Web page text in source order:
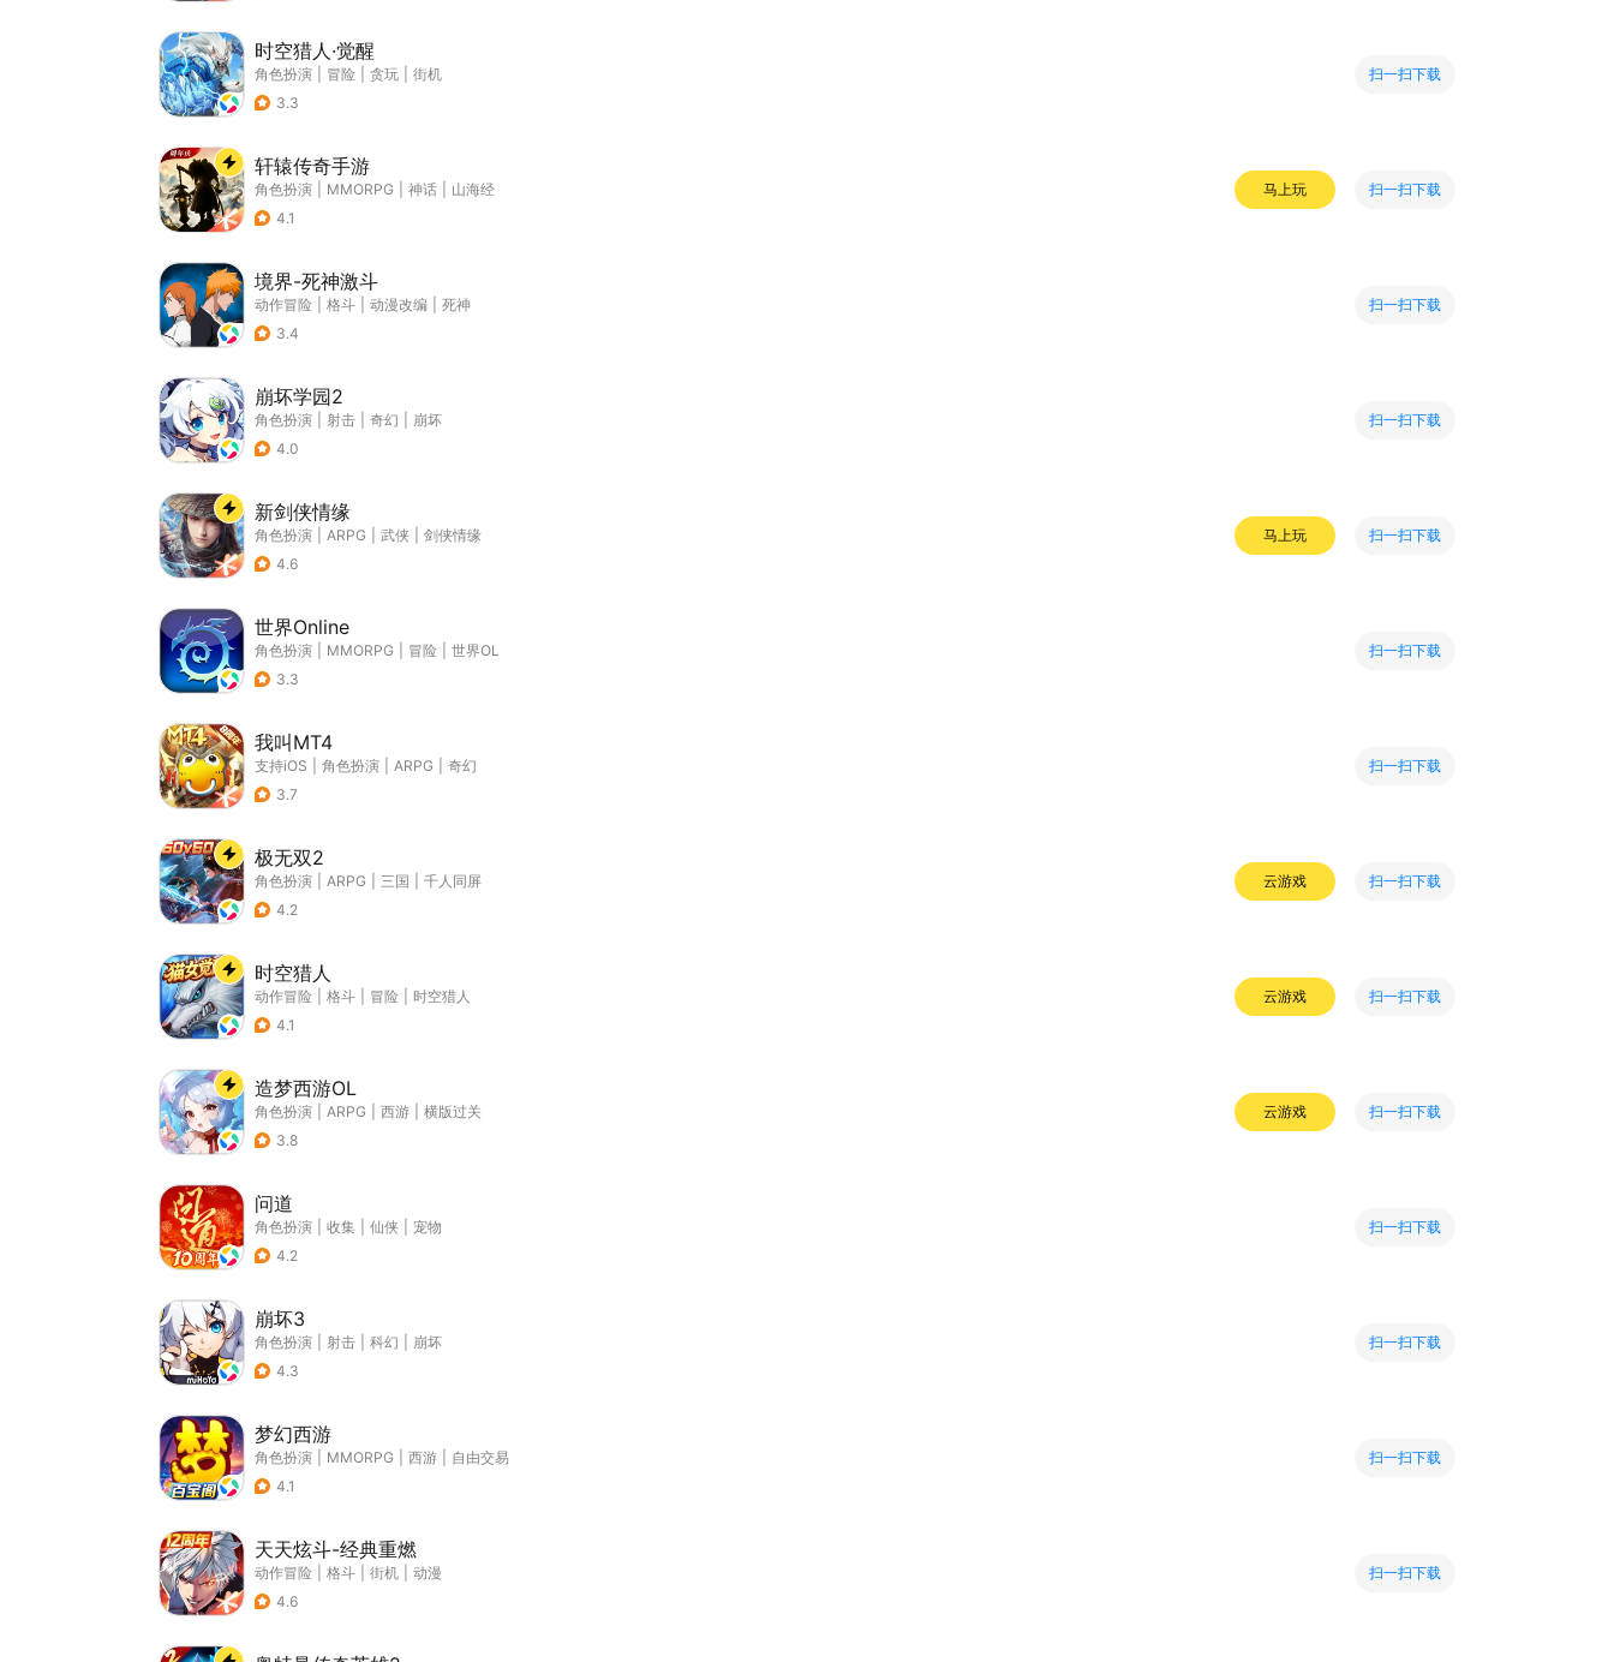
时空猎人·觉醒
角色扮演 冒险 贪玩
街机
3.3
扫一扫下载
轩辕传奇手游
角色扮演 MMORPG 神话
山海经
4.1
马上玩 扫一扫下载
境界-死神激斗
动作冒险 格斗 动漫改编
死神
3.4
扫一扫下载
崩坏学园2
角色扮演 射击 奇幻
崩坏
4.0
扫一扫下载
新剑侠情缘
角色扮演 ARPG 武侠
剑侠情缘
4.6
马上玩 扫一扫下载
世界Online
角色扮演 MMORPG 冒险
世界OL
3.3
扫一扫下载
我叫MT4
支持iOS 角色扮演 ARPG
奇幻
3.7
扫一扫下载
极无双2
角色扮演 ARPG 三国
千人同屏
4.2
云游戏 扫一扫下载
时空猎人
动作冒险 格斗 冒险
时空猎人
4.1
云游戏 扫一扫下载
造梦西游OL
角色扮演 ARPG 西游
横版过关
3.8
云游戏 扫一扫下载
问道
角色扮演 收集 仙侠
宠物
4.2
扫一扫下载
崩坏3
角色扮演 射击 科幻
崩坏
4.3
扫一扫下载
梦幻西游
角色扮演 MMORPG 西游
自由交易
4.1
扫一扫下载
天天炫斗-经典重燃
动作冒险 格斗 街机
动漫
4.6
扫一扫下载